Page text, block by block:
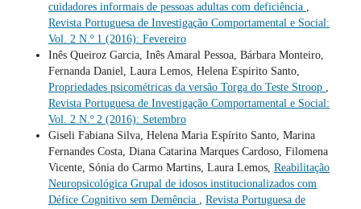
cuidadores informais de pessoas adultas com deficiência ,
Revista Portuguesa de Investigação Comportamental e Social:
Vol. 2 N.º 1 (2016): Fevereiro
Inês Queiroz Garcia, Inês Amaral Pessoa, Bárbara Monteiro,
Fernanda Daniel, Laura Lemos, Helena Espirito Santo,
Propriedades psicométricas da versão Torga do Teste Stroop ,
Revista Portuguesa de Investigação Comportamental e Social:
Vol. 2 N.º 2 (2016): Setembro
Giseli Fabiana Silva, Helena Maria Espírito Santo, Marina
Fernandes Costa, Diana Catarina Marques Cardoso, Filomena
Vicente, Sónia do Carmo Martins, Laura Lemos, Reabilitação
Neuropsicológica Grupal de idosos institucionalizados com
Défice Cognitivo sem Demência , Revista Portuguesa de